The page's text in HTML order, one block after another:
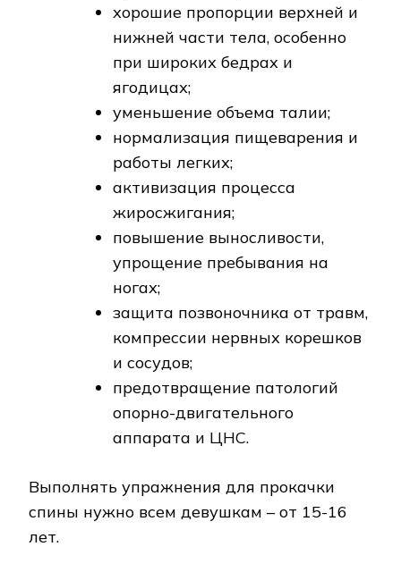
хорошие пропорции верхней и
нижней части тела, особенно
при широких бедрах и
ягодицах;
уменьшение объема талии;
нормализация пищеварения и
работы легких;
активизация процесса
жиросжигания;
повышение выносливости,
упрощение пребывания на
ногах;
защита позвоночника от травм,
компрессии нервных корешков
и сосудов;
предотвращение патологий
опорно-двигательного
аппарата и ЦНС.
Выполнять упражнения для прокачки
спины нужно всем девушкам – от 15-16
лет.